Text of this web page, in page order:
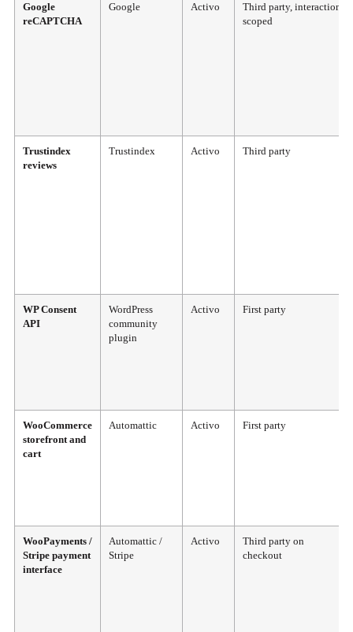
Google
reCAPTCHA
Google Activo
Third party, interaction-
scoped
Trustindex
reviews
Trustindex Activo Third party
WP Consent
API
WordPress
community
plugin
Activo First party
WooCommerce
storefront and
cart
Automattic Activo First party
WooPayments /
Stripe payment
interface
Automattic /
Stripe
Activo
Third party on
checkout